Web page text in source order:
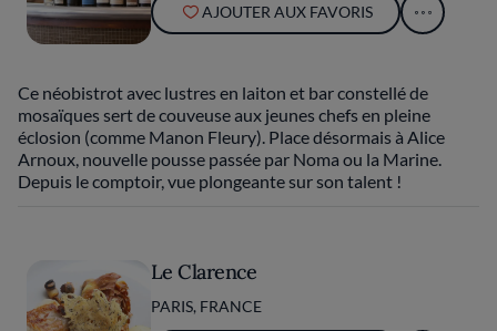
AJOUTER AUX FAVORIS
Ce néobistrot avec lustres en laiton et bar constellé de
mosaïques sert de couveuse aux jeunes chefs en pleine
éclosion (comme Manon Fleury). Place désormais à Alice
Arnoux, nouvelle pousse passée par Noma ou la Marine.
Depuis le comptoir, vue plongeante sur son talent !
Le Clarence
PARIS, FRANCE